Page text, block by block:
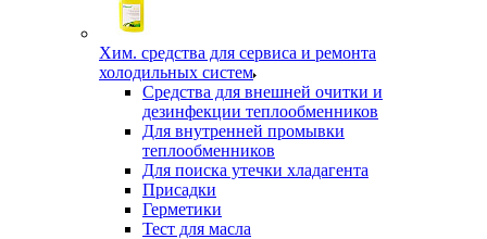
Хим. средства для сервиса и ремонта
холодильных систем
Средства для внешней очитки и
дезинфекции теплообменников
Для внутренней промывки
теплообменников
Для поиска утечки хладагента
Присадки
Герметики
Тест для масла